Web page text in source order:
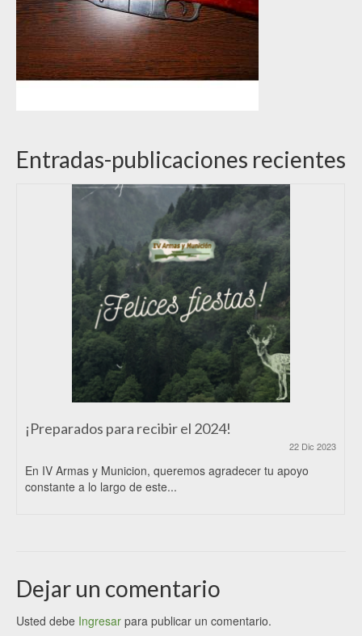
Entradas-publicaciones recientes
¡Preparados para recibir el 2024!
22 Dic 2023
En IV Armas y Municion, queremos agradecer tu apoyo
constante a lo largo de este...
Dejar un comentario
Usted debe Ingresar para publicar un comentario.